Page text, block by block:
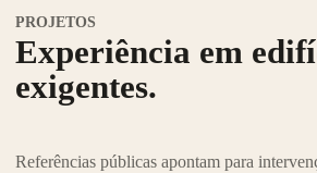
PROJETOS
Experiência em
exigentes.
Referências públicas apontam para